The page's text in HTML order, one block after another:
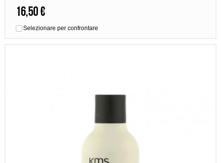
16,50 €
Selezionare per confrontare